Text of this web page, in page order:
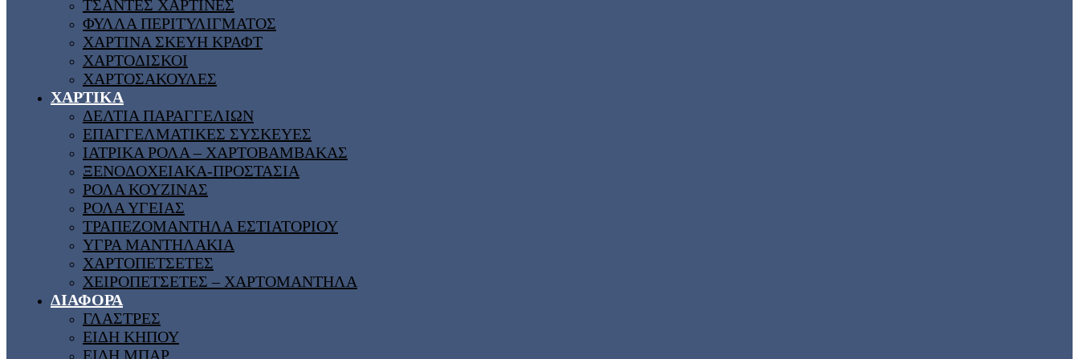
ΤΣΑΝΤΕΣ ΧΑΡΤΙΝΕΣ
ΦΥΛΛΑ ΠΕΡΙΤΥΛΙΓΜΑΤΟΣ
ΧΑΡΤΙΝΑ ΣΚΕΥΗ ΚΡΑΦΤ
ΧΑΡΤΟΔΙΣΚΟΙ
ΧΑΡΤΟΣΑΚΟΥΛΕΣ
ΧΑΡΤΙΚΑ
ΔΕΛΤΙΑ ΠΑΡΑΓΓΕΛΙΩΝ
ΕΠΑΓΓΕΛΜΑΤΙΚΕΣ ΣΥΣΚΕΥΕΣ
ΙΑΤΡΙΚΑ ΡΟΛΑ – ΧΑΡΤΟΒΑΜΒΑΚΑΣ
ΞΕΝΟΔΟΧΕΙΑΚΑ-ΠΡΟΣΤΑΣΙΑ
ΡΟΛΑ ΚΟΥΖΙΝΑΣ
ΡΟΛΑ ΥΓΕΙΑΣ
ΤΡΑΠΕΖΟΜΑΝΤΗΛΑ ΕΣΤΙΑΤΟΡΙΟΥ
ΥΓΡΑ ΜΑΝΤΗΛΑΚΙΑ
ΧΑΡΤΟΠΕΤΣΕΤΕΣ
ΧΕΙΡΟΠΕΤΣΕΤΕΣ – ΧΑΡΤΟΜΑΝΤΗΛΑ
ΔΙΑΦΟΡΑ
ΓΛΑΣΤΡΕΣ
ΕΙΔΗ ΚΗΠΟΥ
ΕΙΔΗ ΜΠΑΡ